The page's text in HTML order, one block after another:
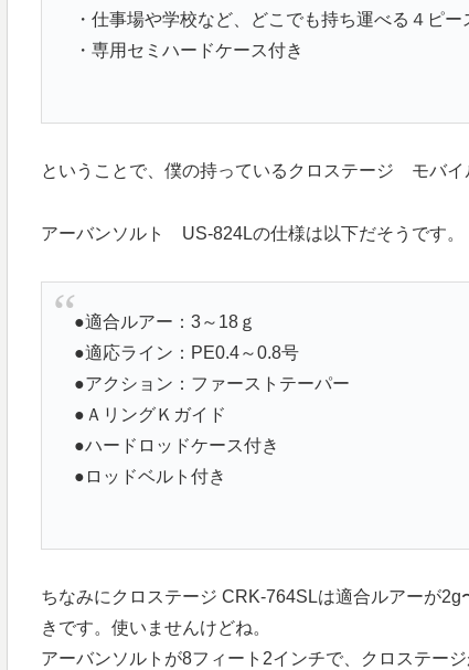
・仕事場や学校など、どこでも持ち運べる４ピ
・専用セミハードケース付き
ということで、僕の持っているクロステージ モバ
アーバンソルト US-824Lの仕様は以下だそうです。
●適合ルアー：3～18ｇ
●適応ライン：PE0.4～0.8号
●アクション：ファーストテーパー
●ＡリングＫガイド
●ハードロッドケース付き
●ロッドベルト付き
ちなみにクロステージ CRK-764SLは適合ルアーが
きです。使いませんけどね。
アーバンソルトが8フィート2インチで、クロステー